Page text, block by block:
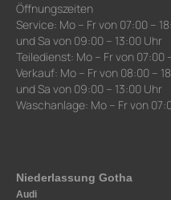
Öffnungszeiten
Service: Mo – Fr von 07:00 –
und Sa von 09:00 – 13:00 Uhr
Teiledienst: Mo – Fr von 07:00
Verkauf: Mo – Fr von 08:00 –
und Sa von 09:00 – 13:00 Uhr
Waschanlage: Mo – Fr von
Niederlassung Gotha
Audi